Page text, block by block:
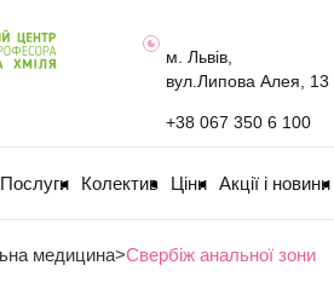
м. Львів,
вул.Липова Алея, 13
+38 067 350 6 100
Послуги Колектив Ціни Акції і новини
медицина>Свербіж анальної зони